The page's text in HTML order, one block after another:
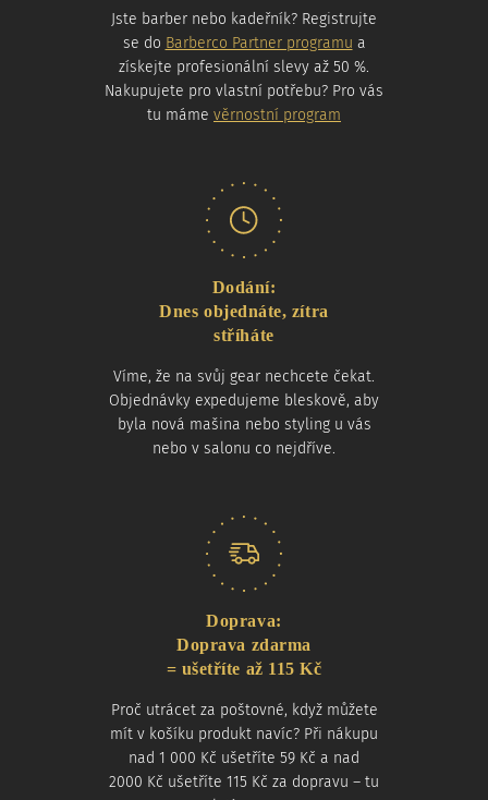
Jste barber nebo kadeřník? Registrujte
se do Barberco Partner programu a
získejte profesionální slevy až 50 %.
Nakupujete pro vlastní potřebu? Pro vás
tu máme věrnostní program
Dodání:
Dnes objednáte, zítra
stříháte
Víme, že na svůj gear nechcete čekat.
Objednávky expedujeme bleskově, aby
byla nová mašina nebo styling u vás
nebo v salonu co nejdříve.
Doprava:
Doprava zdarma
= ušetříte až 115 Kč
Proč utrácet za poštovné, když můžete
mít v košíku produkt navíc? Při nákupu
nad 1 000 Kč ušetříte 59 Kč a nad
2000 Kč ušetříte 115 Kč za dopravu – tu